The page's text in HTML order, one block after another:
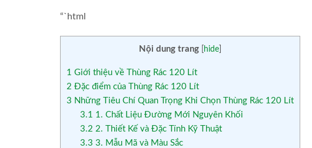
“`html
Nội dung trang hide
1 Giới thiệu về Thùng Rác 120 Lít
2 Đặc điểm của Thùng Rác 120 Lít
3 Những Tiêu Chí Quan Trọng Khi Chọn Thùng Rác 120 Lít
3.1 1. Chất Liệu Đường Mới Nguyên Khối
3.2 2. Thiết Kế và Đặc Tính Kỹ Thuật
3.3 3. Mẫu Mã và Màu Sắc